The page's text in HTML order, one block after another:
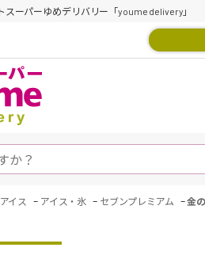
スーパーゆめデリバリー「youme delivery」
イス - アイス・氷 - セブンプレミアム -金